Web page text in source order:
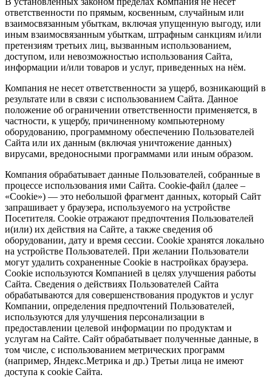
ответственности по прямым, косвенным, случайным или
взаимосвязанным убыткам, включая упущенную выгоду, или
иным взаимосвязанным убыткам, штрафным санкциям и/или
претензиям третьих лиц, вызванным использованием,
доступом, или невозможностью использования Сайта,
информации и/или товаров и услуг, приведенных на нём.
Компания не несет ответственности за ущерб, возникающий в
результате или в связи с использованием Сайта. Данное
положение об ограничении ответственности применяется, в
частности, к ущербу, причиненному компьютерному
оборудованию, программному обеспечению Пользователей
Сайта или их данным (включая уничтожение данных)
вирусами, вредоносными программами или иным образом.
Компания обрабатывает данные Пользователей, собранные в
процессе использования ими Сайта. Cookie-файл (далее –
«Cookie») — это небольшой фрагмент данных, который Сайт
запрашивает у браузера, используемого на устройстве
Посетителя. Сookie отражают предпочтения Пользователей
и(или) их действия на Сайте, а также сведения об
оборудовании, дату и время сессии. Сookie хранятся локально
на устройстве Пользователей. При желании Пользователи
могут удалить сохраненные Сookie в настройках браузера.
Cookie используются Компанией в целях улучшения работы
Сайта. Сведения о действиях Пользователей Сайта
обрабатываются для совершенствования продуктов и услуг
Компании, определения предпочтений Пользователей,
используются для улучшения персонализации в
предоставлении целевой информации по продуктам и
услугам на Сайте. Сайт обрабатывает полученные данные, в
том числе, с использованием метрических программ
(например, Яндекс.Метрика и др.) Третьи лица не имеют
доступа к cookie Сайта.